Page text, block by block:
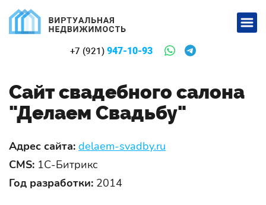
+7 (921) 947-10-93
Сайт свадебного салона
"Делаем Свадьбу"
Адрес сайта: delaem-svadby.ru
CMS: 1С-Битрикс
Год разработки: 2014